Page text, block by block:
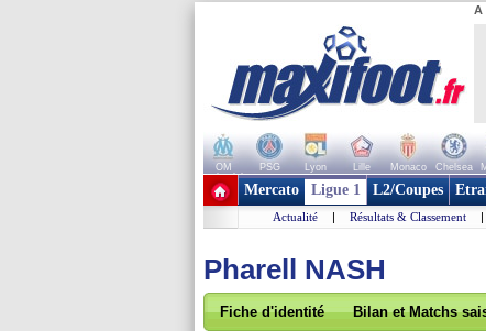
A
OM PSG Lyon Lille Monaco Chelsea
+ de clubs
Mercato Ligue 1 L2/Coupes
Actualité | Résultats & Classement |
Pharell NASH
Fiche d'identité Bilan et Matchs